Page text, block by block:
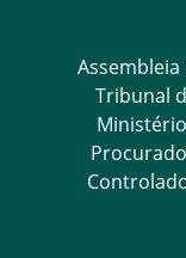
Assembleia
Tribunal